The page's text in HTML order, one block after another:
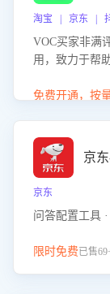
淘宝 | 京东 |
VOC买家非满
用，致力于帮
客服原因或其
改，有效提升
免费开通，按
京
京东
问答配置工具
限时免费已售